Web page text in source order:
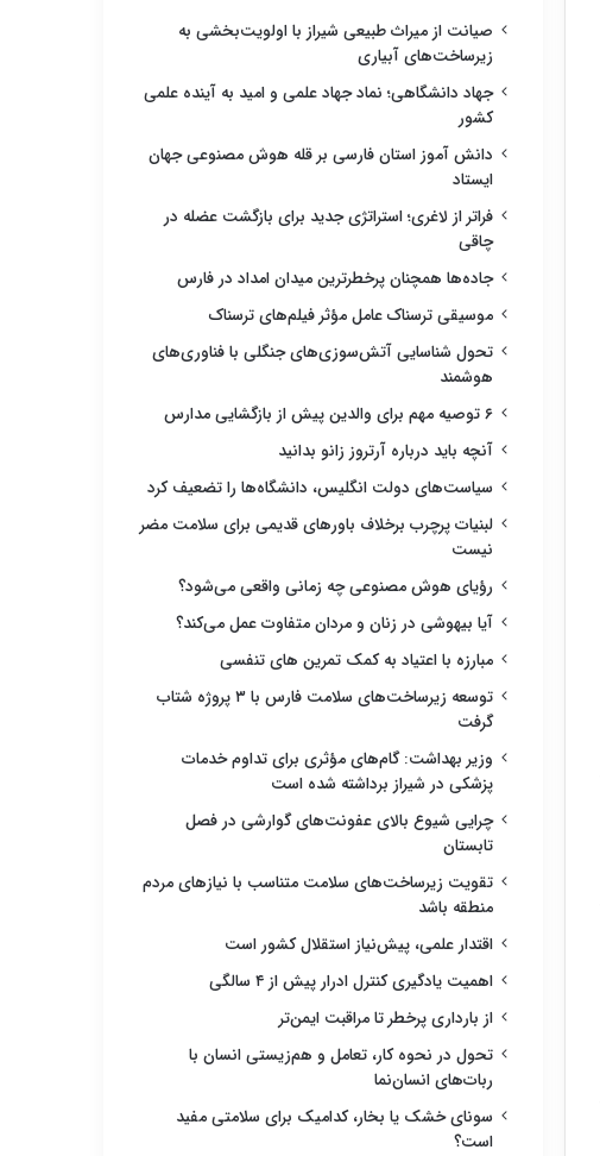
صیانت از میراث طبیعی شیراز با اولویت‌بخشی به
زیرساخت‌های آبیاری
جهاد دانشگاهی؛ نماد جهاد علمی و امید به آینده علمی
کشور
دانش آموز استان فارسی بر قله هوش مصنوعی جهان
ایستاد
فراتر از لاغری؛ استراتژی جدید برای بازگشت عضله در
چاقی
جاده‌ها همچنان پرخطرترین میدان امداد در فارس
موسیقی ترسناک عامل مؤثر فیلم‌های ترسناک
تحول شناسایی آتش‌سوزی‌های جنگلی با فناوری‌های
هوشمند
۶ توصیه مهم برای والدین پیش از بازگشایی مدارس
آنچه باید درباره آرتروز زانو بدانید
سیاست‌های دولت انگلیس، دانشگاه‌ها را تضعیف کرد
لبنیات پرچرب برخلاف باورهای قدیمی برای سلامت مضر
نیست
رؤیای هوش مصنوعی چه زمانی واقعی می‌شود؟
آیا بیهوشی در زنان و مردان متفاوت عمل می‌کند؟
مبارزه با اعتیاد به کمک تمرین های تنفسی
توسعه زیرساخت‌های سلامت فارس با ۳ پروژه شتاب
گرفت
وزیر بهداشت: گام‌های مؤثری برای تداوم خدمات
پزشکی در شیراز برداشته شده است
چرایی شیوع بالای عفونت‌های گوارشی در فصل
تابستان
تقویت زیرساخت‌های سلامت متناسب با نیازهای مردم
منطقه باشد
اقتدار علمی، پیش‌نیاز استقلال کشور است
اهمیت یادگیری کنترل ادرار پیش از ۴ سالگی
از بارداری پرخطر تا مراقبت ایمن‌تر
تحول در نحوه کار، تعامل و هم‌زیستی انسان با
ربات‌های انسان‌نما
سونای خشک یا بخار، کدامیک برای سلامتی مفید
است؟